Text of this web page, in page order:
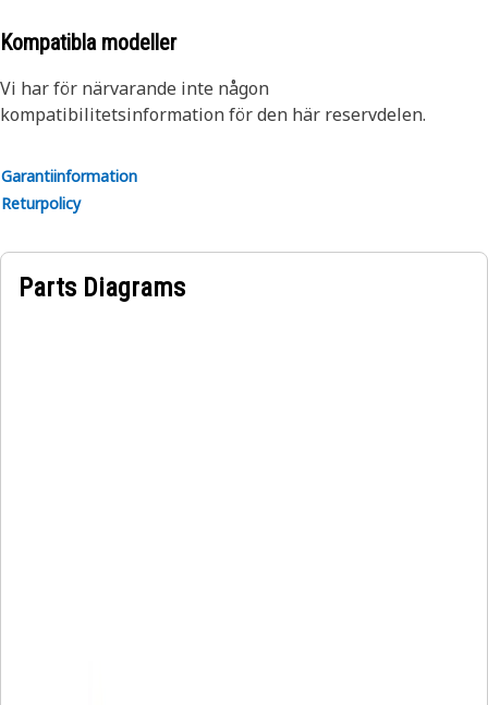
Kompatibla modeller
Vi har för närvarande inte någon
kompatibilitetsinformation för den här reservdelen.
Garantiinformation
Returpolicy
Parts Diagrams